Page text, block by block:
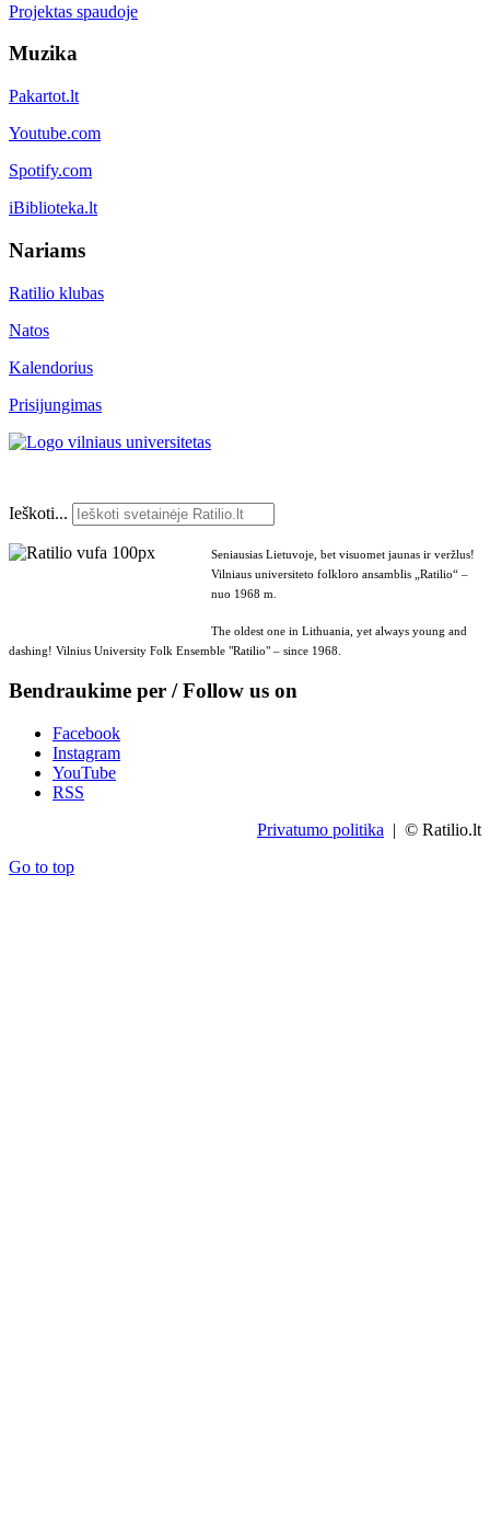
Projektas spaudoje
Muzika
Pakartot.lt
Youtube.com
Spotify.com
iBiblioteka.lt
Nariams
Ratilio klubas
Natos
Kalendorius
Prisijungimas
Ieškoti...
Seniausias Lietuvoje, bet visuomet jaunas ir veržlus!
Vilniaus universiteto folkloro ansamblis „Ratilio“ –
nuo 1968 m.
The oldest one in Lithuania, yet always young and
dashing! Vilnius University Folk Ensemble "Ratilio" – since 1968.
Bendraukime per / Follow us on
Facebook
Instagram
YouTube
RSS
Privatumo politika | © Ratilio.lt
Go to top